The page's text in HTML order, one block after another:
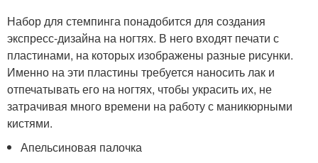
Набор для стемпинга понадобится для создания
экспресс-дизайна на ногтях. В него входят печати с
пластинами, на которых изображены разные рисунки.
Именно на эти пластины требуется наносить лак и
отпечатывать его на ногтях, чтобы украсить их, не
затрачивая много времени на работу с маникюрными
кистями.
Апельсиновая палочка